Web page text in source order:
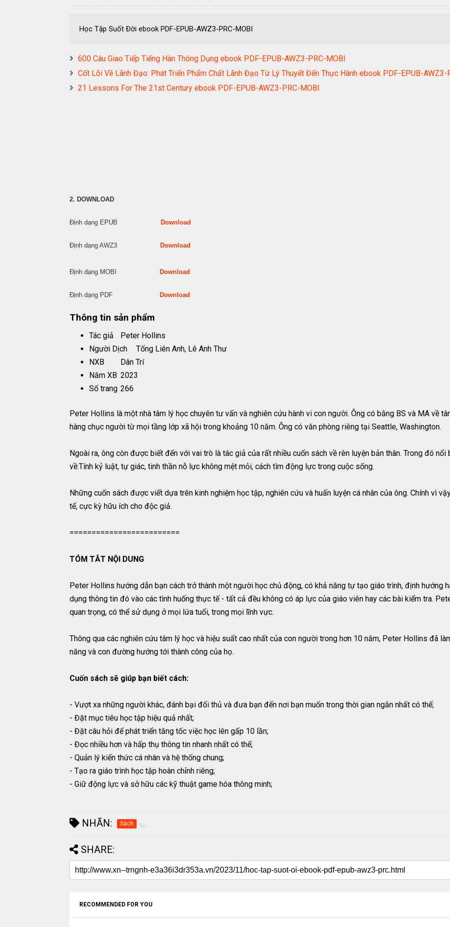
Học Tập Suốt Đời ebook PDF-EPUB-AWZ3-PRC-MOBI
600 Câu Giao Tiếp Tiếng Hàn Thông Dụng ebook PDF-EPUB-AWZ3-PRC-MOBI
Cốt Lõi Về Lãnh Đạo: Phát Triển Phẩm Chất Lãnh Đạo Từ Lý Thuyết Đến Thực Hành ebook PDF-EPUB-AWZ3-
21 Lessons For The 21st Century ebook PDF-EPUB-AWZ3-PRC-MOBI
2. DOWNLOAD
Định dạng EPUB Download
Định dạng AWZ3 Download
Định dạng MOBI Download
Định dạng PDF Download
Thông tin sản phẩm
Tác giả
Peter Hollins
Người Dịch
Tống Liên Anh, Lê Anh Thư
NXB
Dân Trí
Năm XB 2023
Số trang 266
Peter Hollins là một nhà tâm lý học chuyên tư vấn và nghiên cứu hành vi con người. Ông có bằng BS và MA về
hàng chục người từ mọi tầng lớp xã hội trong khoảng 10 năm. Ông có văn phòng riêng tại Seattle, Washington.
Ngoài ra, ông còn được biết đến với vai trò là tác giả của rất nhiều cuốn sách về rèn luyện bản thân. Trong đó
về:Tính kỷ luật, tự giác, tinh thần nỗ lực không mệt mỏi, cách tìm động lực trong cuộc sống.
Những cuốn sách được viết dựa trên kinh nghiệm học tập, nghiên cứu và huấn luyện cá nhân của ông. Chính vì
tế, cực kỳ hữu ích cho độc giả.
=========================
TÓM TẮT NỘI DUNG
Peter Hollins hướng dẫn bạn cách trở thành một người học chủ động, có khả năng tự tạo giáo trình, định hướng
dụng thông tin đó vào các tình huống thực tế - tất cả đều không có áp lực của giáo viên hay các bài kiểm tra.
quan trọng, có thể sử dụng ở mọi lứa tuổi, trong mọi lĩnh vực.
Thông qua các nghiên cứu tâm lý học và hiệu suất cao nhất của con người trong hơn 10 năm, Peter Hollins đã
năng và con đường hướng tới thành công của họ.
Cuốn sách sẽ giúp bạn biết cách:
- Vượt xa những người khác, đánh bại đối thủ và đưa bạn đến nơi bạn muốn trong thời gian ngắn nhất có thể;
- Đặt mục tiêu học tập hiệu quả nhất;
- Đặt câu hỏi để phát triển tăng tốc việc học lên gấp 10 lần;
- Đọc nhiều hơn và hấp thụ thông tin nhanh nhất có thể;
- Quản lý kiến thức cá nhân và hệ thống chung;
- Tạo ra giáo trình học tập hoàn chỉnh riêng;
- Giữ động lực và sở hữu các kỹ thuật game hóa thông minh;
NHÃN: Sách
SHARE:
RECOMMENDED FOR YOU